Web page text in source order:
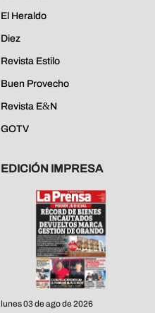
El Heraldo
Diez
Revista Estilo
Buen Provecho
Revista E&N
GOTV
EDICIÓN IMPRESA
lunes 03 de ago de 2026